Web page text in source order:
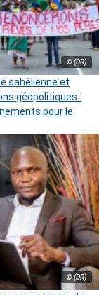
© (DR)
sahélienne et
géopolitiques :
pour le
© (DR)